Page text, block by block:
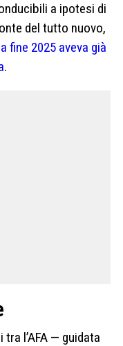
a ipotesi di
del tutto nuovo,
fine 2025 aveva già
.
l’AFA — guidata